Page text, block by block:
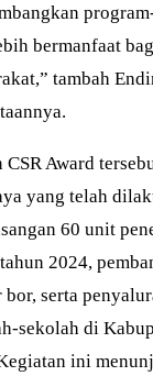
bermanfaat
tambah
CSR Award
yang telah
60 unit
2024,
serta
sekolah di
ini